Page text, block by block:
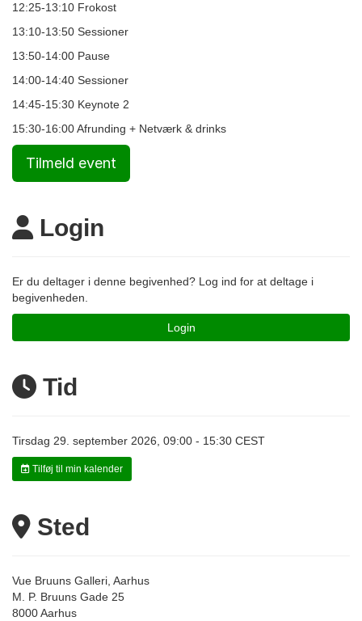
12:25-13:10 Frokost
13:10-13:50 Sessioner
13:50-14:00 Pause
14:00-14:40 Sessioner
14:45-15:30 Keynote 2
15:30-16:00 Afrunding + Netværk & drinks
Tilmeld event
Login
Er du deltager i denne begivenhed? Log ind for at deltage i
begivenheden.
Login
Tid
Tirsdag 29. september 2026, 09:00 - 15:30 CEST
Tilføj til min kalender
Sted
Vue Bruuns Galleri, Aarhus
M. P. Bruuns Gade 25
8000 Aarhus